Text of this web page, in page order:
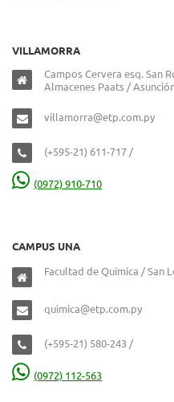
VILLAMORRA
Campos Cervera esq. San
Almacenes Paats /
villamorra@etp.com.py
(+595-21) 611-717 /
(0972) 910-710
CAMPUS UNA
Facultad de Química / San
quimica@etp.com.py
(+595-21) 580-243 /
(0972) 112-563